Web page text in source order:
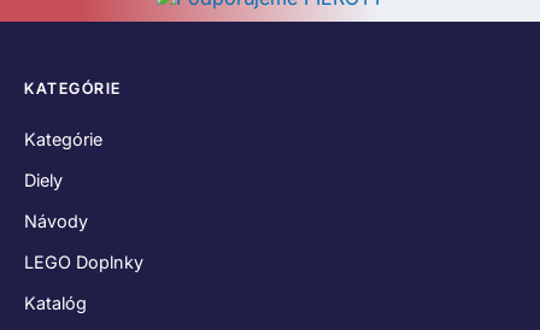
KATEGÓRIE
Kategórie
Diely
Návody
LEGO Doplnky
Katalóg